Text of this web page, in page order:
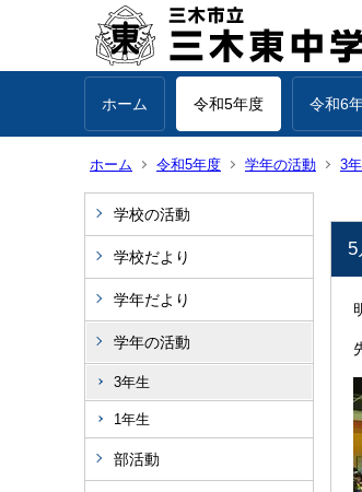
ホーム 令和5年度 令和6
ホーム 令和5年度 学年の活動 3
学校の活動
学校だより
学年だより
学年の活動
3年生
1年生
部活動